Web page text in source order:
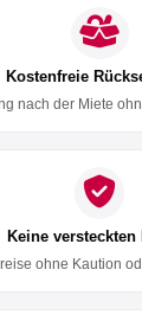
Kostenfreie
nach der Miete
Keine versteckten
ohne Kaution